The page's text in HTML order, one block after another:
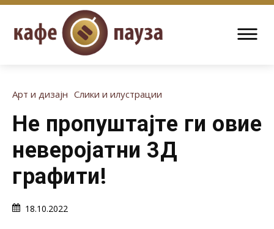
Арт и дизајн Слики и илустрации
Не пропуштајте ги овие
неверојатни 3Д
графити!
18.10.2022